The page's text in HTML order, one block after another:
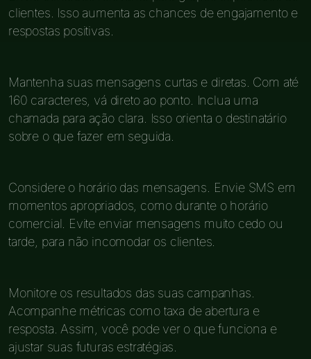
clientes. Isso aumenta as chances de engajamento e
respostas positivas.
Mantenha suas mensagens curtas e diretas. Com até
160 caracteres, vá direto ao ponto. Inclua uma
chamada para ação clara. Isso orienta o destinatário
sobre o que fazer em seguida.
Considere o horário das mensagens. Envie SMS em
momentos apropriados, como durante o horário
comercial. Evite enviar mensagens muito cedo ou
tarde, para não incomodar os clientes.
Monitore os resultados das suas campanhas.
Acompanhe métricas como taxa de abertura e
resposta. Assim, você pode ver o que funciona e
ajustar suas futuras estratégias.